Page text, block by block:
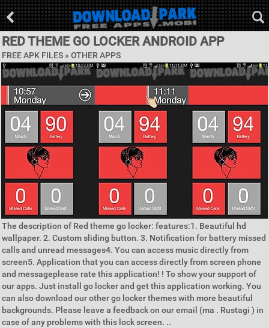
RED THEME GO LOCKER ANDROID APP
FREE APK FILES » OTHER APPS
The description of Red theme go locker: features:1. Beautiful hd
wallpaper. 2. Custom sliding button. 3. Notification for battery missed
calls and unread messages4. You can access music directly from
screen5. Application that you can access directly from screen phone
and messageplease rate this application! ! To show your support of
our apps. Just install go locker and get this application working. You
can also download our other go locker themes with more beautiful
backgrounds. Please leave a feedback on our email (ma . Rustagi ) in
case of any problems with this lock screen. ..